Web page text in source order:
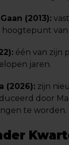
(2013):
van
één van zijn
jaren.
(2026): zijn
door
te worden.